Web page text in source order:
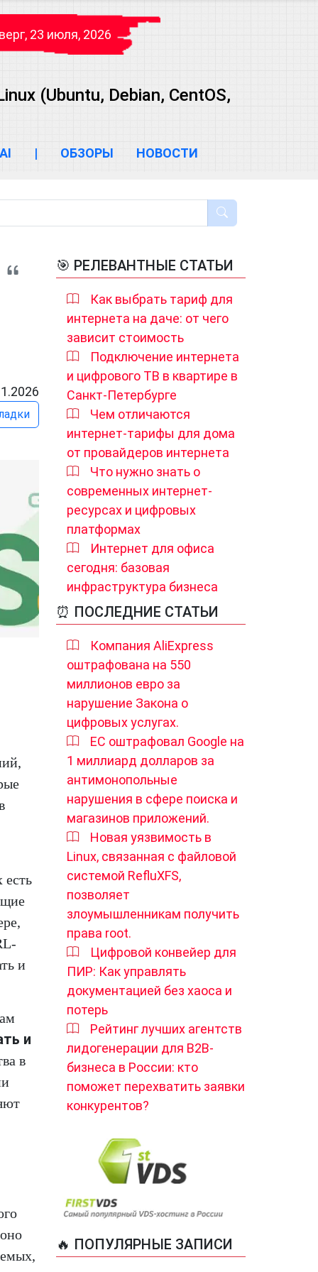
23 июля, 2026
(Ubuntu, Debian, CentOS,
AI | ОБЗОРЫ НОВОСТИ
и
и
в
🎯 РЕЛЕВАНТНЫЕ СТАТЬИ
Как выбрать тариф для
интернета на даче: от чего
зависит стоимость
Подключение интернета
и цифрового ТВ в квартире в
Санкт-Петербурге
Чем отличаются
интернет-тарифы для дома
от провайдеров интернета
Что нужно знать о
современных интернет-
ресурсах и цифровых
платформах
Интернет для офиса
сегодня: базовая
инфраструктура бизнеса
⏰ ПОСЛЕДНИЕ СТАТЬИ
Компания AliExpress
оштрафована на 550
миллионов евро за
нарушение Закона о
цифровых услугах.
ЕС оштрафовал Google на
1 миллиард долларов за
антимонопольные
нарушения в сфере поиска и
магазинов приложений.
Новая уязвимость в
Linux, связанная с файловой
системой RefluXFS,
позволяет
злоумышленникам получить
права root.
Цифровой конвейер для
ПИР: Как управлять
документацией без хаоса и
потерь
Рейтинг лучших агентств
лидогенерации для B2B-
бизнеса в России: кто
поможет перехватить заявки
конкурентов?
🔥 ПОПУЛЯРНЫЕ ЗАПИСИ